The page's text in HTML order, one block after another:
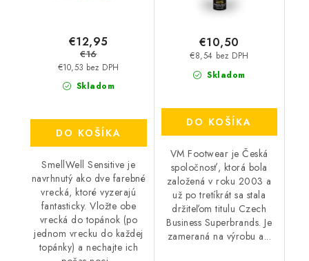
Skladom
€10,53 bez DPH
€12,95
€16
DO KOŠÍKA
SmellWell Sensitive je
navrhnutý ako dve farebné
vrecká, ktoré vyzerajú
fantasticky. Vložte obe
vrecká do topánok (po
jednom vrecku do každej
topánky) a nechajte ich
Skladom
€8,54 bez DPH
€10,50
DO KOŠÍKA
VM Footwear je Česká
spoločnosť, ktorá bola
založená v roku 2003 a
už po tretíkrát sa stala
držiteľom titulu Czech
Business Superbrands. Je
zameraná na výrobu a...